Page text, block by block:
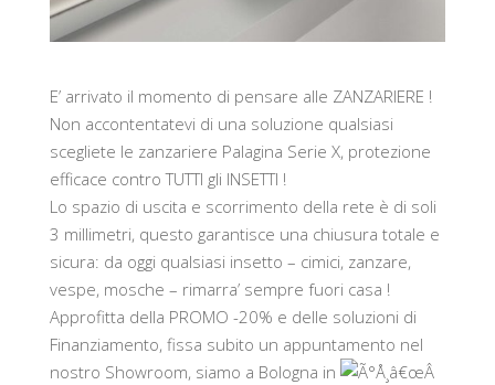
E’ arrivato il momento di pensare alle ZANZARIERE !
Non accontentatevi di una soluzione qualsiasi
scegliete le zanzariere Palagina Serie X, protezione
efficace contro TUTTI gli INSETTI !
Lo spazio di uscita e scorrimento della rete è di soli
3 millimetri, questo garantisce una chiusura totale e
sicura: da oggi qualsiasi insetto – cimici, zanzare,
vespe, mosche – rimarra’ sempre fuori casa !
Approfitta della PROMO -20% e delle soluzioni di
Finanziamento, fissa subito un appuntamento nel
nostro Showroom, siamo a Bologna in